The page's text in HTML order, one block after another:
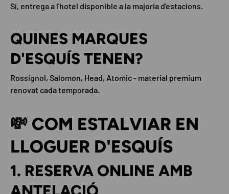
Sí, entrega a l'hotel disponible a la majoria d'estacions.
QUINES MARQUES
D'ESQUÍS TENEN?
Rossignol, Salomon, Head, Atomic - material premium
renovat cada temporada.
💸 COM ESTALVIAR EN
LLOGUER D'ESQUÍS
1. RESERVA ONLINE AMB